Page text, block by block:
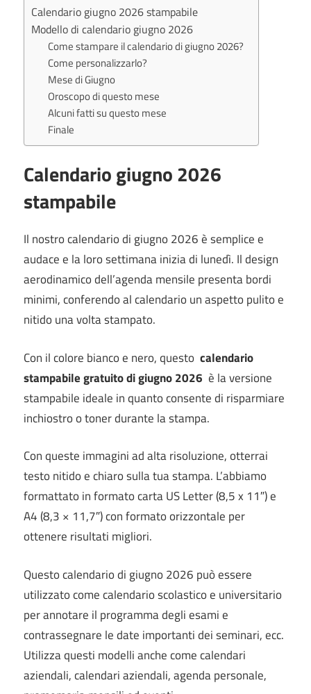
Calendario giugno 2026 stampabile
Modello di calendario giugno 2026
Come stampare il calendario di giugno 2026?
Come personalizzarlo?
Mese di Giugno
Oroscopo di questo mese
Alcuni fatti su questo mese
Finale
Calendario giugno 2026
stampabile
Il nostro calendario di giugno 2026 è semplice e
audace e la loro settimana inizia di lunedì. Il design
aerodinamico dell’agenda mensile presenta bordi
minimi, conferendo al calendario un aspetto pulito e
nitido una volta stampato.
Con il colore bianco e nero, questo calendario
stampabile gratuito di giugno 2026 è la versione
stampabile ideale in quanto consente di risparmiare
inchiostro o toner durante la stampa.
Con queste immagini ad alta risoluzione, otterrai
testo nitido e chiaro sulla tua stampa. L’abbiamo
formattato in formato carta US Letter (8,5 x 11″) e
A4 (8,3 × 11,7″) con formato orizzontale per
ottenere risultati migliori.
Questo calendario di giugno 2026 può essere
utilizzato come calendario scolastico e universitario
per annotare il programma degli esami e
contrassegnare le date importanti dei seminari, ecc.
Utilizza questi modelli anche come calendari
aziendali, calendari aziendali, agenda personale,